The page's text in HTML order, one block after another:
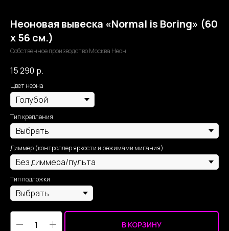
Неоновая вывеска «Normal is Boring» (60
х 56 см.)
Собственное производство Москва Неон
15 290 р.
Цвет неона
Тип крепления
Диммер (контроллер яркости и режимами мигания)
Тип подложки
В КОРЗИНУ